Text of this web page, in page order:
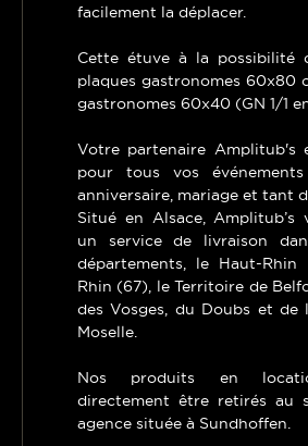
facilement la déplacer.
Cette étuve à la possibilité
plaques gastronomes 60x80
gastronomes 60x40 (GN 1/1
Votre partenaire Amplitub's
pour tous vos
anniversaire, mariage et tant
Situé en Alsace, Amplitub’s
un service de livraison
départements, le Haut-
Rhin (67), le Territoire de
des Vosges, du Doubs et de
Moselle.
Nos produits en
directement être retirés au
agence située à Sundhoffen.